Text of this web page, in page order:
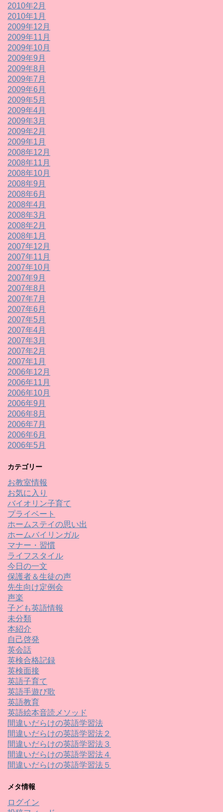
2010年2月
2010年1月
2009年12月
2009年11月
2009年10月
2009年9月
2009年8月
2009年7月
2009年6月
2009年5月
2009年4月
2009年3月
2009年2月
2009年1月
2008年12月
2008年11月
2008年10月
2008年9月
2008年6月
2008年4月
2008年3月
2008年2月
2008年1月
2007年12月
2007年11月
2007年10月
2007年9月
2007年8月
2007年7月
2007年6月
2007年5月
2007年4月
2007年3月
2007年2月
2007年1月
2006年12月
2006年11月
2006年10月
2006年9月
2006年8月
2006年7月
2006年6月
2006年5月
カテゴリー
お教室情報
お気に入り
バイオリン子育て
プライベート
ホームステイの思い出
ホームバイリンガル
マナー・習慣
ライフスタイル
今日の一文
保護者＆生徒の声
先生向け定例会
声楽
子ども英語情報
未分類
本紹介
自己啓発
英会話
英検合格記録
英検面接
英語子育て
英語手遊び歌
英語教育
英語絵本音読メソッド
間違いだらけの英語学習法
間違いだらけの英語学習法２
間違いだらけの英語学習法３
間違いだらけの英語学習法４
間違いだらけの英語学習法５
メタ情報
ログイン